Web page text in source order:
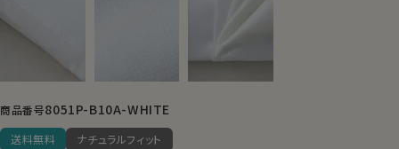
商品番号8051P-B10A-WHITE
送料無料 ナチュラルフィット